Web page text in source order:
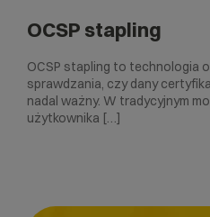
OCSP stapling
OCSP stapling to technologia
sprawdzania, czy dany
nadal ważny. W tradycyjnym
użytkownika […]